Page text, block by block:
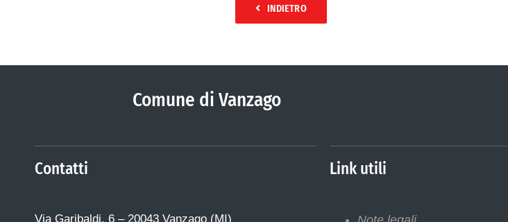
INDIETRO
Comune di Vanzago
Contatti
Via Garibaldi, 6 – 20043 Vanzago (MI)
Link utili